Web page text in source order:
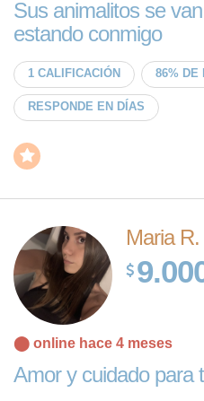
Sus animalitos se
estando conmigo
1 CALIFICACIÓN 86% DE
RESPONDE EN DÍAS
Maria R.
⬤ online hace 4 meses
Amor y cuidado para